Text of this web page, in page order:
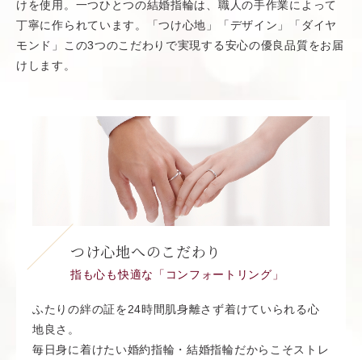
けを使用。一つひとつの結婚指輪は、職人の手作業によって
丁寧に作られています。「つけ心地」「デザイン」「ダイヤ
モンド」この3つのこだわりで実現する安心の優良品質をお届
けします。
つけ心地へのこだわり
指も心も快適な「コンフォートリング」
ふたりの絆の証を24時間肌身離さず着けていられる心
地良さ。
毎日身に着けたい婚約指輪・結婚指輪だからこそストレ